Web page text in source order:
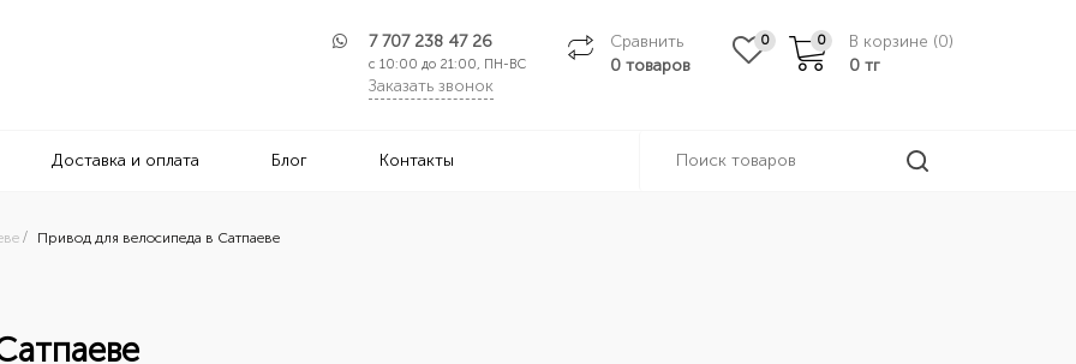
7 707 238 47 26
с 10:00 до 21:00, ПН-ВС
Заказать звонок
Сравнить
0 товаров
0 0 В корзине (0)
0 тг
Доставка и оплата Блог Контакты
Привод для велосипеда в Сатпаеве